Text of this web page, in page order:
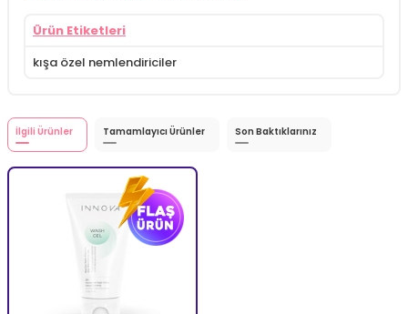
Ürün Etiketleri
kışa özel nemlendiriciler
İlgili Ürünler Tamamlayıcı Ürünler Son Baktıklarınız